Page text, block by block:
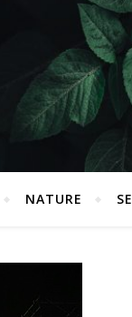
NATURE